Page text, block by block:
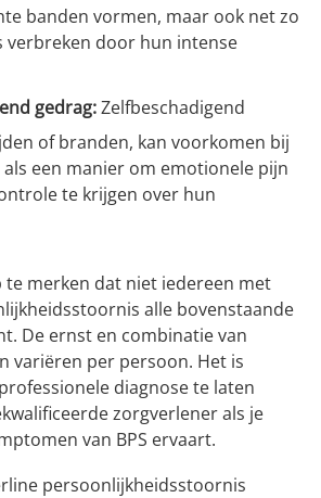
banden vormen, maar ook net zo
verbreken door hun intense
gedrag:Zelfbeschadigend
of branden, kan voorkomen bij
als een manier om emotionele pijn
te krijgen over hun
te merken dat niet iedereen met
alle bovenstaande
De ernst en combinatie van
variëren per persoon. Het is
diagnose te laten
zorgverlener als je
van BPS ervaart.
persoonlijkheidsstoornis